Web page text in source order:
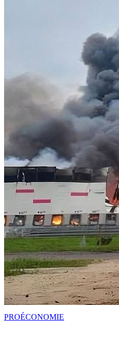
PROÉCONOMIE